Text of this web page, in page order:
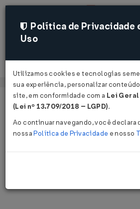
Página Inicial Notícias
Notícias
Disponibilizamos as últimas notícias e
Política de Privacidade
Uso
Utilizamos cookies e tecnologias
sua experiência, personalizar
site, em conformidade com a Lei
(Lei nº 13.709/2018 – LGPD).
Ao continuar navegando, você declara
nossaPolítica de Privacidade e nosso